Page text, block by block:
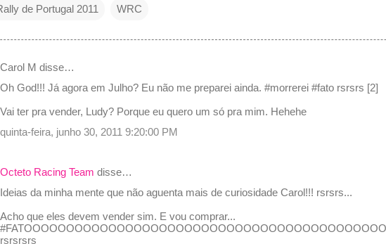
de Portugal 2011 WRC
Carol M disse…
Oh God!!! Já agora em Julho? Eu não me preparei ainda. #morrerei #fato rsrsrs [2]
Vai ter pra vender, Ludy? Porque eu quero um só pra mim. Hehehe
quinta-feira, junho 30, 2011 9:20:00 PM
Octeto Racing Team disse…
Ideias da minha mente que não aguenta mais de curiosidade Carol!!! rsrsrs...
Acho que eles devem vender sim. E vou comprar...
rsrsrsrs